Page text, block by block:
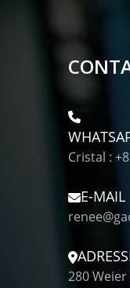
Cristal :
E-MAIL
280